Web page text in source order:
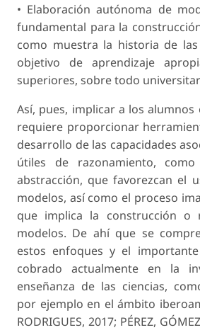
• Elaboración autónoma de
fundamental para la
como muestra la historia de las
objetivo de aprendizaje
superiores, sobre todo
Así, pues, implicar a los alumnos
requiere proporcionar
desarrollo de las capacidades
útiles de razonamiento,
abstracción, que favorezcan el
modelos, así como el proceso
que implica la construcción o
modelos. De ahí que se
estos enfoques y el
cobrado actualmente en la
enseñanza de las ciencias,
por ejemplo en el ámbito
RODRIGUES, 2017; PÉREZ,